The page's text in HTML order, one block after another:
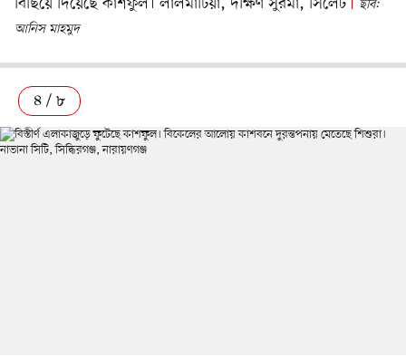
ছবি:
আনিস মাহমুদ
৪ / ৮